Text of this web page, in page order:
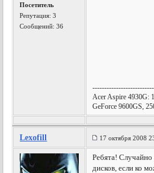
Посетитель
Репутация:3
Сообщений: 36
Acer Aspire 4930G:
GeForce 9600GS,
Lexofill 17 октября 2008
Ребята! Случайно
дисков, если ко